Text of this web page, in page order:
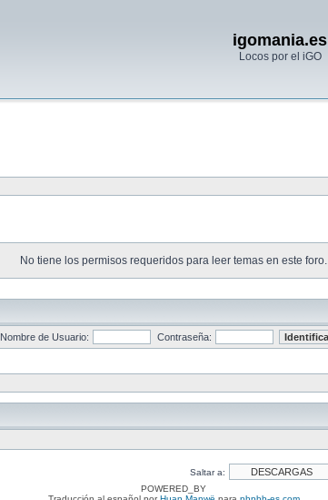
igomania.es
Locos por el iGO
No tiene los permisos requeridos para leer temas en este foro.
Nombre de Usuario: Contraseña:
Saltar a:
POWERED_BY